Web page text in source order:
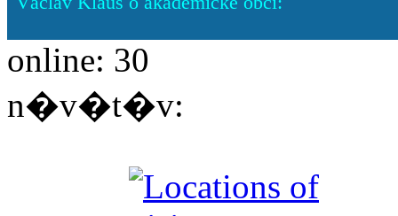
online: 30
n�v�t�v: